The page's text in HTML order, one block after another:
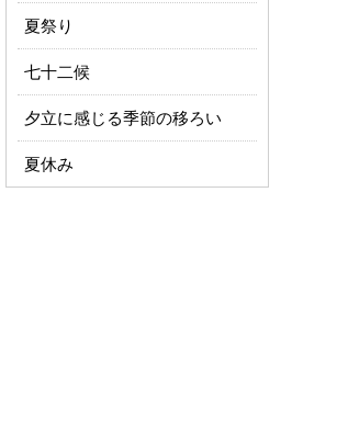
夏祭り
七十二候
夕立に感じる季節の移ろい
夏休み